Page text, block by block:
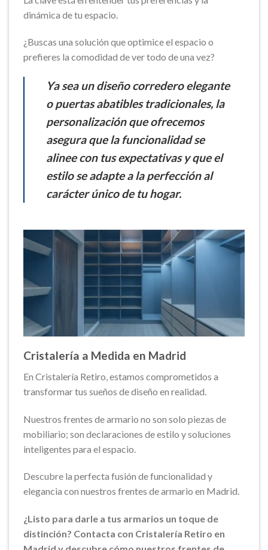
dinámica de tu espacio.
¿Buscas una solución que optimice el espacio o
prefieres la comodidad de ver todo de una vez?
Ya sea un diseño corredero elegante
o puertas abatibles tradicionales, la
personalización que ofrecemos
asegura que la funcionalidad se
alinee con tus expectativas y que el
estilo se adapte a la perfección al
carácter único de tu hogar.
Cristalería a Medida en Madrid
En Cristalería Retiro, estamos comprometidos a
transformar tus sueños de diseño en realidad.
Nuestros frentes de armario no son solo piezas de
mobiliario; son declaraciones de estilo y soluciones
inteligentes para el espacio.
Descubre la perfecta fusión de funcionalidad y
elegancia con nuestros frentes de armario en Madrid.
¿Listo para darle a tus armarios un toque de
distinción? Contacta con Cristalería Retiro en